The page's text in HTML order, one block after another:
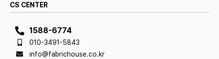
CS CENTER
1588-6774
010-3491-5843
info@fabrichouse.co.kr